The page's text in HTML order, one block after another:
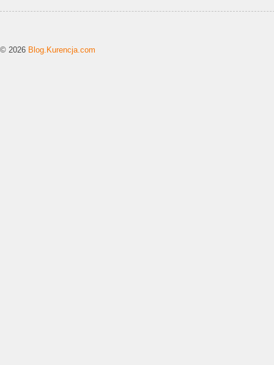
© 2026 Blog.Kurencja.com